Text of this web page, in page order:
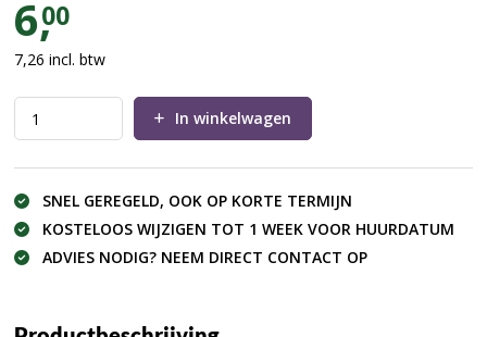
6,00
7,26 incl. btw
In winkelwagen
SNEL GEREGELD, OOK OP KORTE TERMIJN
KOSTELOOS WIJZIGEN TOT 1 WEEK VOOR HUURDATUM
ADVIES NODIG? NEEM DIRECT CONTACT OP